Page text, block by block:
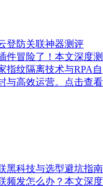
登防关联神器测评
件冒险了！本文深度测
指纹隔离技术与RPA自
与高效运营。点击查看
黑科技与选型避坑指南
频发怎么办？本文深度